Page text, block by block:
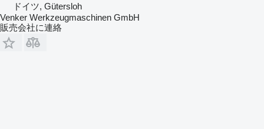
ドイツ, Gütersloh
Venker Werkzeugmaschinen GmbH
販売会社に連絡